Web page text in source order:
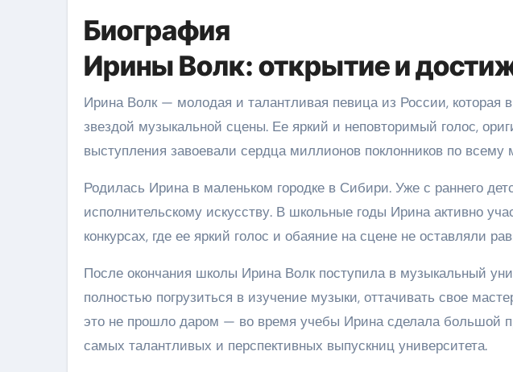
Биография
Ирины Волк: открытие и
Ирина Волк — молодая и талантливая певица из России, которая
звездой музыкальной сцены. Ее яркий и неповторимый голос,
выступления завоевали сердца миллионов поклонников по всему
Родилась Ирина в маленьком городке в Сибири. Уже с раннего
исполнительскому искусству. В школьные годы Ирина активно
конкурсах, где ее яркий голос и обаяние на сцене не оставляли
После окончания школы Ирина Волк поступила в музыкальный
полностью погрузиться в изучение музыки, оттачивать свое
это не прошло даром — во время учебы Ирина сделала большой
самых талантливых и перспективных выпускниц университета.